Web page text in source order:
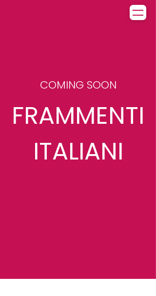
COMING SOON
FRAMMENTI
ITALIANI